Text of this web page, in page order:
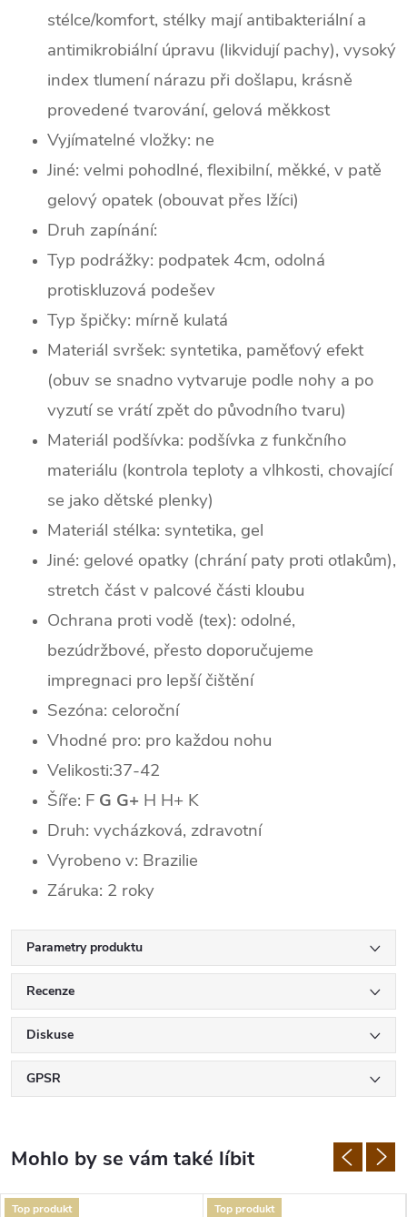
stélce/komfort, stélky mají antibakteriální a
antimikrobiální úpravu (likvidují pachy), vysoký
index tlumení nárazu při došlapu, krásně
provedené tvarování, gelová měkkost
Vyjímatelné vložky: ne
Jiné: velmi pohodlné, flexibilní, měkké, v patě
gelový opatek (obouvat přes lžíci)
Druh zapínání:
Typ podrážky: podpatek 4cm, odolná
protiskluzová podešev
Typ špičky: mírně kulatá
Materiál svršek: syntetika, paměťový efekt
(obuv se snadno vytvaruje podle nohy a po
vyzutí se vrátí zpět do původního tvaru)
Materiál podšívka: podšívka z funkčního
materiálu (kontrola teploty a vlhkosti, chovající
se jako dětské plenky)
Materiál stélka: syntetika, gel
Jiné: gelové opatky (chrání paty proti otlakům),
stretch část v palcové části kloubu
Ochrana proti vodě (tex): odolné,
bezúdržbové, přesto doporučujeme
impregnaci pro lepší čištění
Sezóna: celoroční
Vhodné pro: pro každou nohu
Velikosti:37-42
Šíře: F G G+ H H+ K
Druh: vycházková, zdravotní
Vyrobeno v: Brazilie
Záruka: 2 roky
Parametry produktu
Recenze
Diskuse
GPSR
Top produkt Top produkt